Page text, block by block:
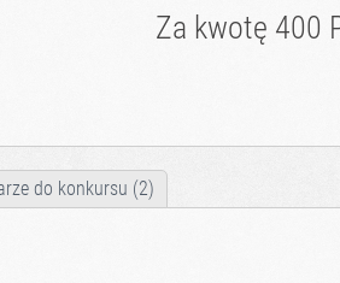
Za kwotę 400
do konkursu (2)